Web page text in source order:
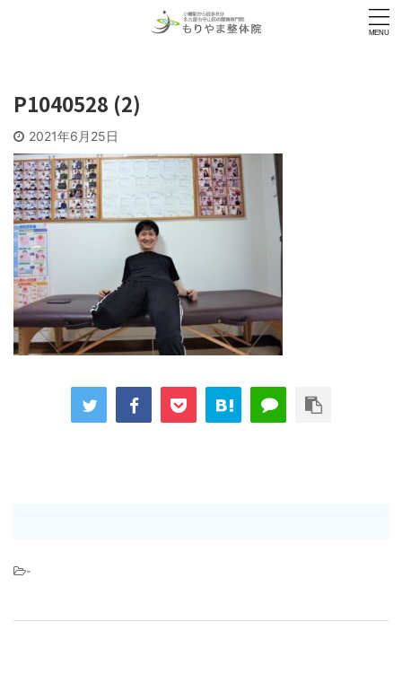
P1040528 (2)
2021年6月25日
-